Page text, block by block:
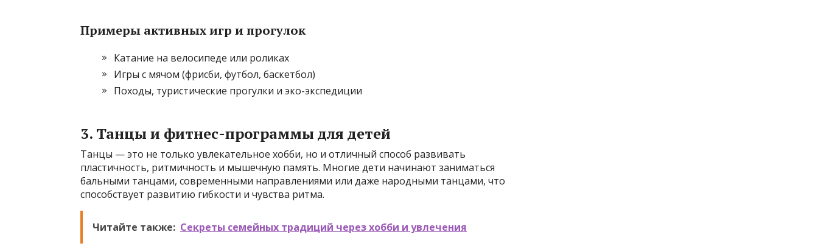
Примеры активных игр и прогулок
Катание на велосипеде или роликах
Игры с мячом (фрисби, футбол, баскетбол)
Походы, туристические прогулки и эко-экспедиции
3. Танцы и фитнес-программы для детей
Танцы — это не только увлекательное хобби, но и отличный способ развивать
пластичность, ритмичность и мышечную память. Многие дети начинают заниматься
бальными танцами, современными направлениями или даже народными танцами, что
способствует развитию гибкости и чувства ритма.
Читайте также: Секреты семейных традиций через хобби и увлечения